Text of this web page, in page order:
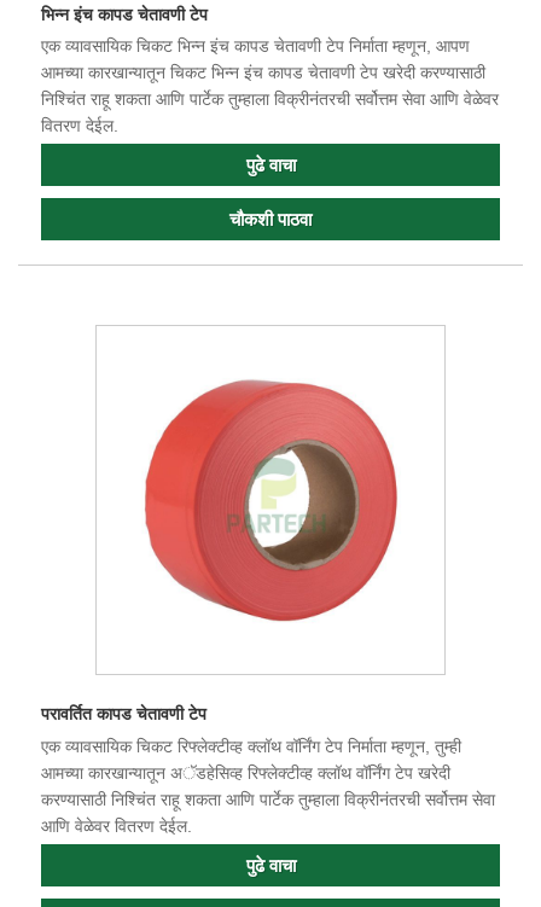
भिन्न इंच कापड चेतावणी टेप
एक व्यावसायिक चिकट भिन्न इंच कापड चेतावणी टेप निर्माता म्हणून, आपण
आमच्या कारखान्यातून चिकट भिन्न इंच कापड चेतावणी टेप खरेदी करण्यासाठी
निश्चिंत राहू शकता आणि पार्टेक तुम्हाला विक्रीनंतरची सर्वोत्तम सेवा आणि वेळेवर
वितरण देईल.
पुढे वाचा
चौकशी पाठवा
परावर्तित कापड चेतावणी टेप
एक व्यावसायिक चिकट रिफ्लेक्टीव्ह क्लॉथ वॉर्निंग टेप निर्माता म्हणून, तुम्ही
आमच्या कारखान्यातून अॅडहेसिव्ह रिफ्लेक्टीव्ह क्लॉथ वॉर्निंग टेप खरेदी
करण्यासाठी निश्चिंत राहू शकता आणि पार्टेक तुम्हाला विक्रीनंतरची सर्वोत्तम सेवा
आणि वेळेवर वितरण देईल.
पुढे वाचा